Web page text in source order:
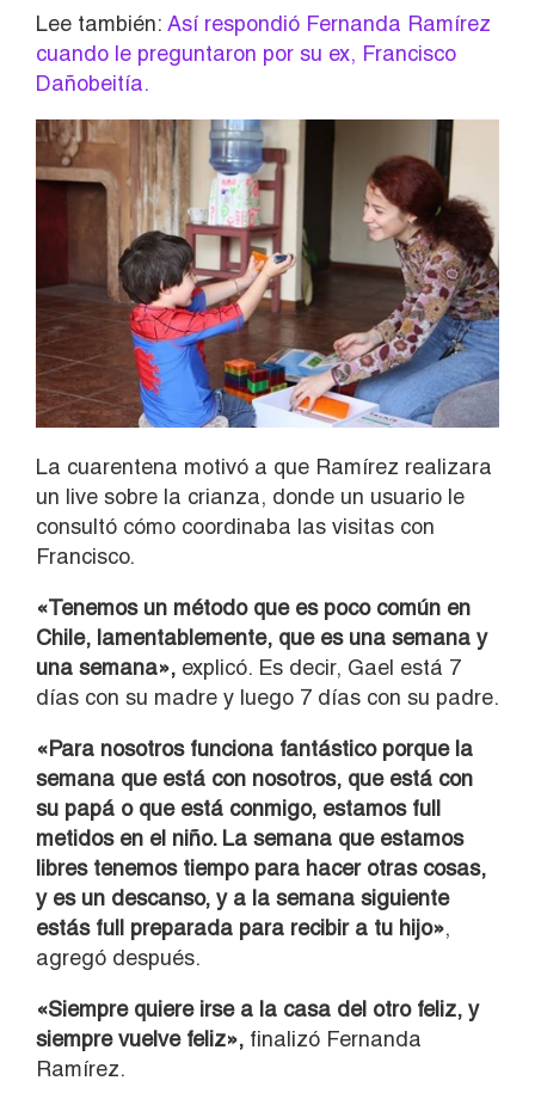
Lee también: Así respondió Fernanda Ramírez
cuando le preguntaron por su ex, Francisco
Dañobeitía.
La cuarentena motivó a que Ramírez realizara
un live sobre la crianza, donde un usuario le
consultó cómo coordinaba las visitas con
Francisco.
«Tenemos un método que es poco común en
Chile, lamentablemente, que es una semana y
una semana», explicó. Es decir, Gael está 7
días con su madre y luego 7 días con su padre.
«Para nosotros funciona fantástico porque la
semana que está con nosotros, que está con
su papá o que está conmigo, estamos full
metidos en el niño. La semana que estamos
libres tenemos tiempo para hacer otras cosas,
y es un descanso, y a la semana siguiente
estás full preparada para recibir a tu hijo»,
agregó después.
«Siempre quiere irse a la casa del otro feliz, y
siempre vuelve feliz», finalizó Fernanda
Ramírez.